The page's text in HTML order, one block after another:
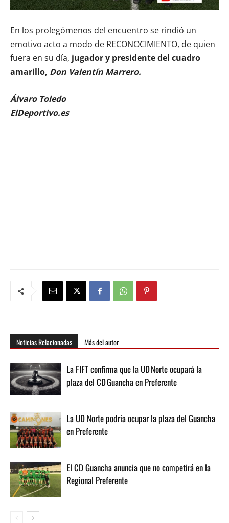
En los prolegómenos del encuentro se rindió un
emotivo acto a modo de RECONOCIMIENTO, de quien
fuera en su día, jugador y presidente del cuadro
amarillo, Don Valentín Marrero.
Álvaro Toledo
ElDeportivo.es
Noticias Relacionadas Más del autor
La FIFT confirma que la UD Norte ocupará la
plaza del CD Guancha en Preferente
La UD Norte podria ocupar la plaza del Guancha
en Preferente
El CD Guancha anuncia que no competirá en la
Regional Preferente